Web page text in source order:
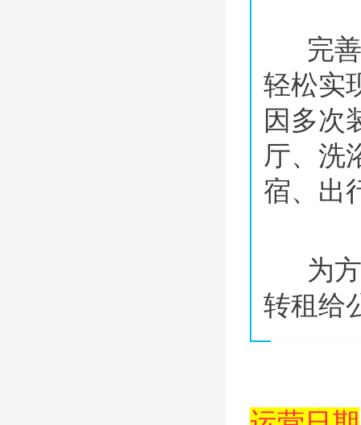
完
轻松实
因多次
厅、洗
宿、出
为
转租给